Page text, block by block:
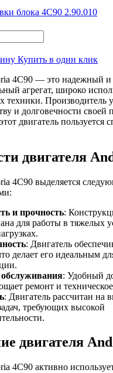
блока 4С90 2.90.010
Купить в один клик
4C90 — это надежный
агрегат, широко
техники. Производитель
и долговечности своей
двигатель пользуется
двигателя
4C90 выделяется
и прочность:
для работы в тяжелых
: Двигатель
делает его идеальным
: Удобный
ремонт и
: Двигатель рассчитан на
требующих высокой
двигателя
4C90 активно